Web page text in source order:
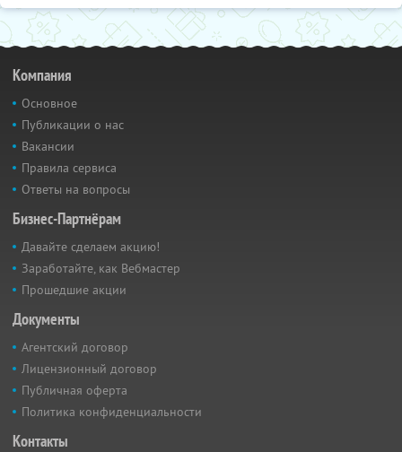
Компания
Основное
Публикации о нас
Вакансии
Правила сервиса
Ответы на вопросы
Бизнес-Партнёрам
Давайте сделаем акцию!
Заработайте, как Вебмастер
Прошедшие акции
Документы
Агентский договор
Лицензионный договор
Публичная оферта
Политика конфиденциальности
Контакты